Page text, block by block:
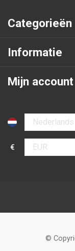
Categorieën
Informatie
Mijn account
Selecteer taal
€
Selecteer valuta
©